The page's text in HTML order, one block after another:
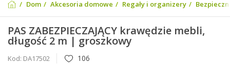
Dom Akcesoria domowe Regały i organizery
PAS ZABEZPIECZAJĄCY krawędzie mebli,
długość 2 m | groszkowy
Kod: DA17502 106